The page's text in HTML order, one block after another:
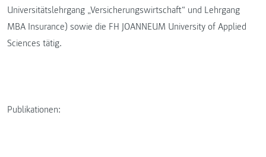
Universitätslehrgang „Versicherungswirtschaft“ und Lehrgang
MBA Insurance) sowie die FH JOANNEUM University of Applied
Sciences tätig.
Publikationen: